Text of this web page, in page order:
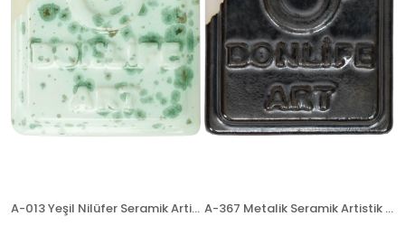
A-013 Yeşil Nilüfer Seramik Artistik Sır A-367 Metalik Seramik Artistik Sır